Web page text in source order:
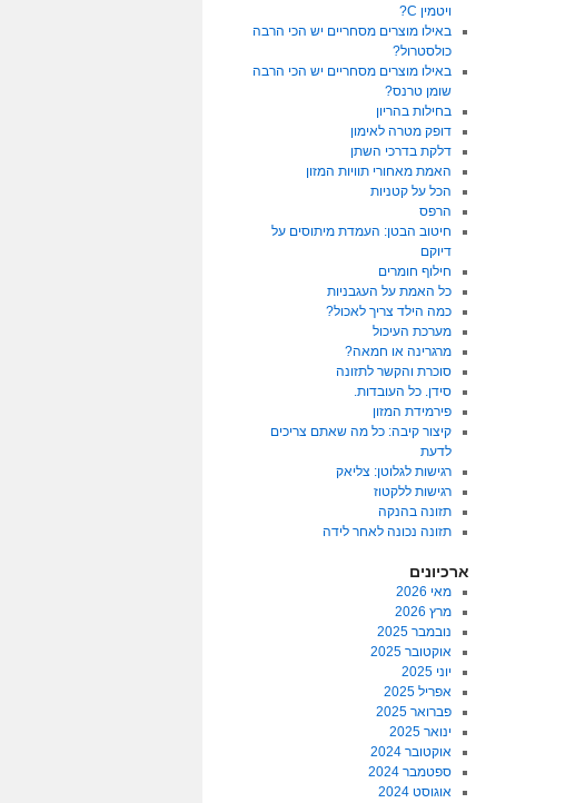
ויטמין C?
באילו מוצרים מסחריים יש הכי הרבה
כולסטרול?
באילו מוצרים מסחריים יש הכי הרבה
שומן טרנס?
בחילות בהריון
דופק מטרה לאימון
דלקת בדרכי השתן
האמת מאחורי תוויות המזון
הכל על קטניות
הרפס
חיטוב הבטן: העמדת מיתוסים על
דיוקם
חילוף חומרים
כל האמת על העגבניות
כמה הילד צריך לאכול?
מערכת העיכול
מרגרינה או חמאה?
סוכרת והקשר לתזונה
סידן. כל העובדות.
פירמידת המזון
קיצור קיבה: כל מה שאתם צריכים
לדעת
רגישות לגלוטן: צליאק
רגישות ללקטוז
תזונה בהנקה
תזונה נכונה לאחר לידה
ארכיונים
מאי 2026
מרץ 2026
נובמבר 2025
אוקטובר 2025
יוני 2025
אפריל 2025
פברואר 2025
ינואר 2025
אוקטובר 2024
ספטמבר 2024
אוגוסט 2024